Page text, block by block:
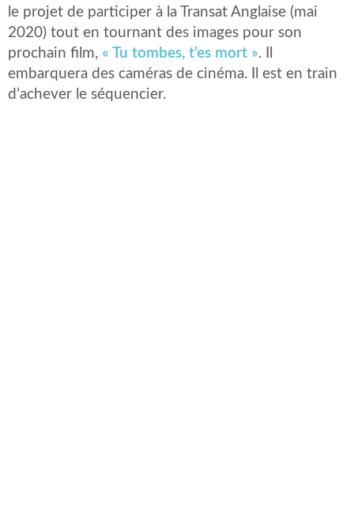
le projet de participer à la Transat Anglaise (mai
2020) tout en tournant des images pour son
prochain film, « Tu tombes, t’es mort ». Il
embarquera des caméras de cinéma. Il est en train
d’achever le séquencier.